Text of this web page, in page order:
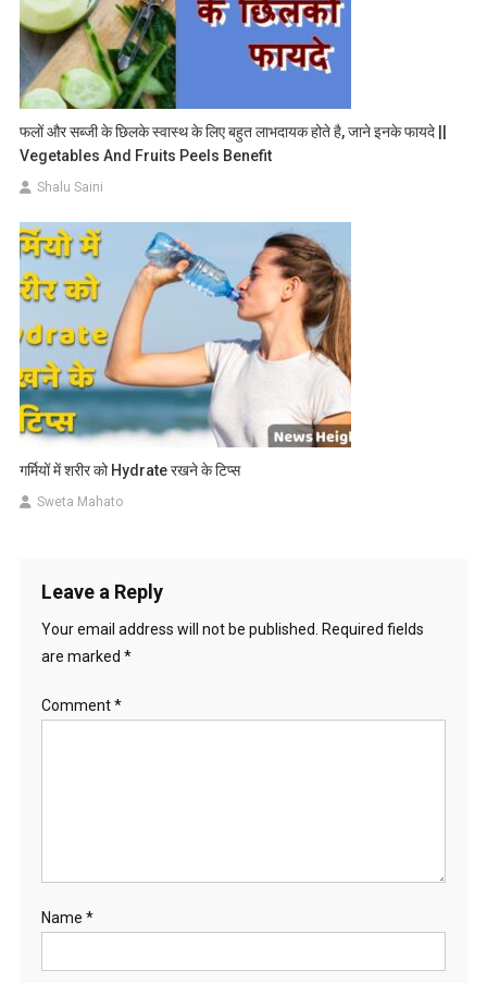
फलों और सब्जी के छिलके स्वास्थ के लिए बहुत लाभदायक होते है, जाने इनके फायदे ||
Vegetables And Fruits Peels Benefit
Shalu Saini
गर्मियों में शरीर को Hydrate रखने के टिप्स
Sweta Mahato
Leave a Reply
Your email address will not be published. Required fields
are marked *
Comment*
Name *